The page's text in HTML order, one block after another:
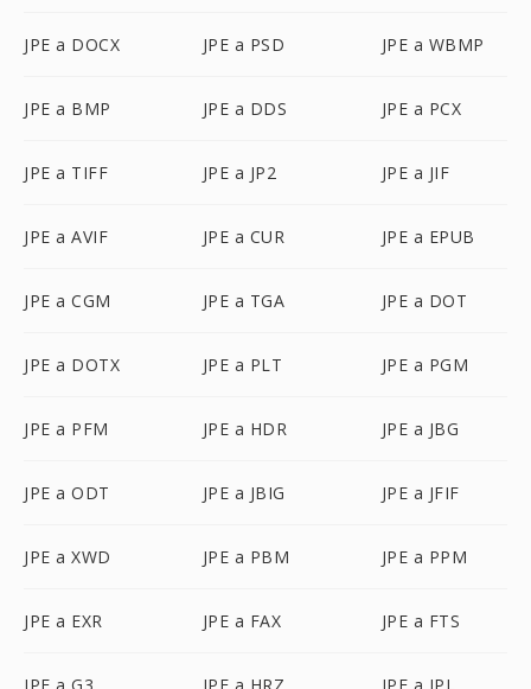
JPE a DOCX JPE a PSD JPE a WBMP
JPE a BMP JPE a DDS JPE a PCX
JPE a TIFF JPE a JP2 JPE a JIF
JPE a AVIF JPE a CUR JPE a EPUB
JPE a CGM JPE a TGA JPE a DOT
JPE a DOTX JPE a PLT JPE a PGM
JPE a PFM JPE a HDR JPE a JBG
JPE a ODT JPE a JBIG JPE a JFIF
JPE a XWD JPE a PBM JPE a PPM
JPE a EXR JPE a FAX JPE a FTS